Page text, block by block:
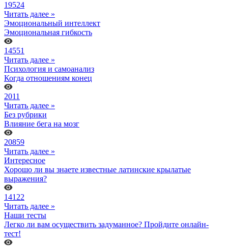
19524
Читать далее »
Эмоциональный интеллект
Эмоциональная гибкость
14551
Читать далее »
Психология и самоанализ
Когда отношениям конец
2011
Читать далее »
Без рубрики
Влияние бега на мозг
20859
Читать далее »
Интересное
Хорошо ли вы знаете известные латинские крылатые
выражения?
14122
Читать далее »
Наши тесты
Легко ли вам осуществить задуманное? Пройдите онлайн-
тест!